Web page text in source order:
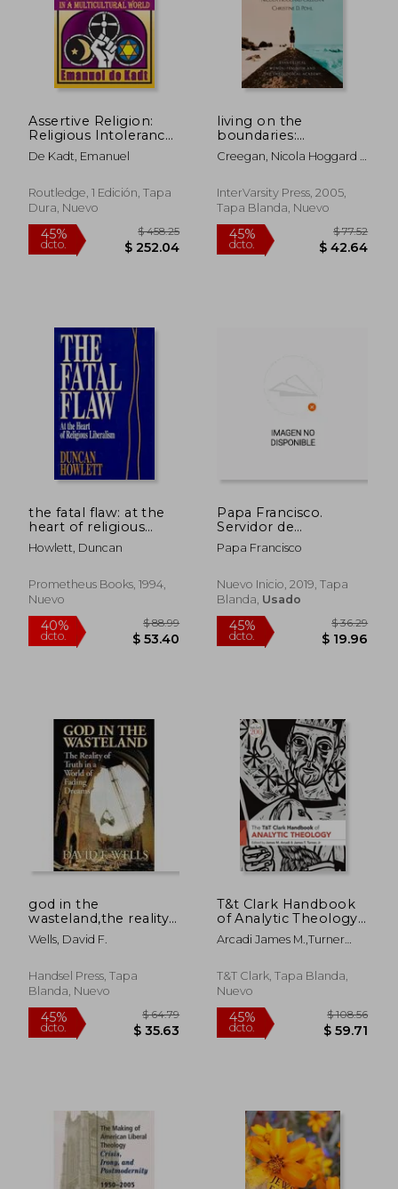
45%
dcto.
Assertive Religion:
Religious Intolerance
in a Multicultural
World (en Inglés)
De Kadt, Emanuel
Routledge, 1 Edición, Tapa
Dura, Nuevo
45%
dcto.
$ 458.25
$ 252.04
living on the
boundaries:
evangelical women,
feminism and the
(en Inglés)
Creegan, Nicola Hoggard ;
InterVarsity Press, 2005,
Tapa Blanda, Nuevo
45%
dcto.
the fatal flaw: at the
heart of religious
liberalism (en Inglés)
Howlett, Duncan
Prometheus Books, 1994,
Nuevo
Papa Francisco.
Servidor de
Esperanza Marruecos
2019
Papa Francisco
Nuevo Inicio, 2019, Tapa
Blanda, Usado
god in the
wasteland,the reality
of truth in a world of
fading dreams (en
Wells, David F.
Handsel Press, Tapa
Blanda, Nuevo
T&t Clark Handbook
of Analytic Theology
(T&T Clark
Handbooks) (en
Arcadi James M.,Turner
T&T Clark, Tapa Blanda,
Nuevo